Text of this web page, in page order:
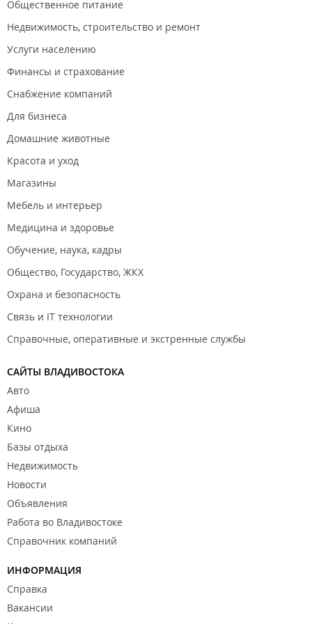
склоне сопки, из квартир открывается вид на город,
Уссурийский залив, а также вид на вантовый мост на
остров Русский.
Продажа квартир ЖК "Эко Сити":
Аккредитация под ипотеку -
(ПАО),АО "Газпромбанк"
Сити можно наFarpost
Новости:
2025 год
Потенциального застройщика леса на Змеинке
Общественное питание
Недвижимость, строительство и ремонт
Услуги населению
Финансы и страхование
Снабжение компаний
Для бизнеса
Домашние животные
Красота и уход
Магазины
Мебель и интерьер
Медицина и здоровье
Обучение, наука, кадры
Общество, Государство, ЖКХ
Охрана и безопасность
Связь и IT технологии
Справочные, оперативные и экстренные службы
САЙТЫ ВЛАДИВОСТОКА
Авто
Афиша
Кино
Базы отдыха
Недвижимость
Новости
Объявления
Работа во Владивостоке
Справочник компаний
ИНФОРМАЦИЯ
Справка
Вакансии